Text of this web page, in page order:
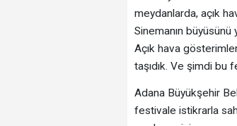
meydanlarda, açık
Sinemanın
Açık hava
taşıdık. Ve şimdi
Adana Büyükşehir
festivale istikrarla